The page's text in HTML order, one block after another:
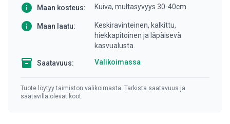
info Maan kosteus: Kuiva, multasyvyys 30-40cm
info Maan laatu:
Keskiravinteinen, kalkittu,
hiekkapitoinen ja läpäisevä
kasvualusta.
inventory Saatavuus: Valikoimassa
Tuote löytyy taimiston valikoimasta. Tarkista saatavuus ja
saatavilla olevat koot.